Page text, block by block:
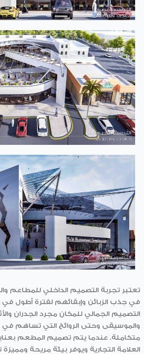
تعتبر تجربة التصميم الداخلي للمطاعم
في جذب الزبائن وإبقائهم لفترة أطول في
التصميم الجمالي للمكان مجرد الجدران
والموسيقى وحتى الروائح التي تساهم
متكاملة. عندما يتم تصميم المطعم
العلامة التجارية ويوفر بيئة مريحة